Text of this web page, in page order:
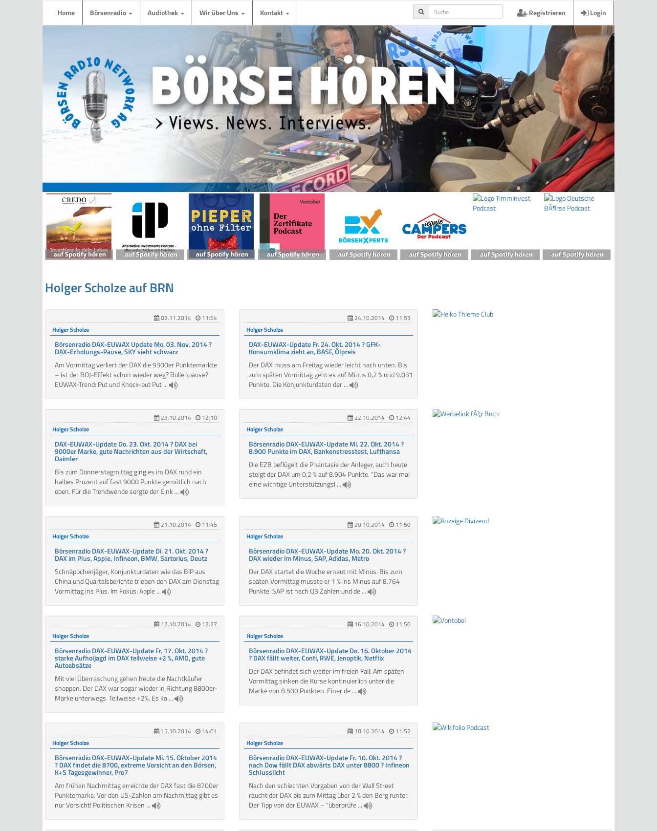
Home Börsenradio Audiothek Wir über Uns Kontakt Registrieren Login
Holger Scholze auf BRN
03.11.2014
11:54
Holger Scholze
Börsenradio DAX-EUWAX Update Mo. 03. Nov. 2014 ?
DAX-Erholungs-Pause, SKY sieht schwarz
Am Vormittag verliert der DAX die 9300er Punktemarkte
– ist der BOJ-Effekt schon wieder weg? Bullenpause?
EUWAX-Trend: Put und Knock-out Put ...
24.10.2014
11:53
Holger Scholze
DAX-EUWAX-Update Fr. 24. Okt. 2014 ? GFK-
Konsumklima zieht an, BASF, Ölpreis
Der DAX muss am Freitag wieder leicht nach unten. Bis
zum späten Vormittag geht es auf Minus 0,2 % und 9.031
Punkte. Die Konjunkturdaten der ...
23.10.2014
12:10
Holger Scholze
DAX-EUWAX-Update Do. 23. Okt. 2014 ? DAX bei
9000er Marke, gute Nachrichten aus der Wirtschaft,
Daimler
Bis zum Donnerstagmittag ging es im DAX rund ein
halbes Prozent auf fast 9000 Punkte gemütlich nach
oben. Für die Trendwende sorgte der Eink ...
22.10.2014
12:44
Holger Scholze
Börsenradio DAX-EUWAX-Update Mi. 22. Okt. 2014 ?
8.900 Punkte im DAX, Bankenstresstest, Lufthansa
Die EZB beflügelt die Phantasie der Anleger, auch heute
steigt der DAX um 0,2 % auf 8.904 Punkte. "Das war mal
eine wichtige Unterstützungsl ...
21.10.2014
11:45
Holger Scholze
Börsenradio DAX-EUWAX-Update Di. 21. Okt. 2014 ?
DAX im Plus, Apple, Infineon, BMW, Sartorius, Deutz
Schnäppchenjäger, Konjunkturdaten wie das BIP aus
China und Quartalsberichte trieben den DAX am Dienstag
Vormittag ins Plus. Im Fokus: Apple ...
20.10.2014
11:50
Holger Scholze
Börsenradio DAX-EUWAX-Update Mo. 20. Okt. 2014 ?
DAX wieder im Minus, SAP, Adidas, Metro
Der DAX startet die Woche erneut mit Minus. Bis zum
späten Vormittag musste er 1 % ins Minus auf 8.764
Punkte. SAP ist nach Q3 Zahlen und de ...
17.10.2014
12:27
Holger Scholze
Börsenradio DAX-EUWAX-Update Fr. 17. Okt. 2014 ?
starke Aufholjagd im DAX teilweise +2 %, AMD, gute
Autoabsätze
Mit viel Überraschung gehen heute die Nachtkäufer
shoppen. Der DAX war sogar wieder in Richtung 8800er-
Marke unterwegs. Teilweise +2%. Es ka ...
16.10.2014
11:50
Holger Scholze
Börsenradio DAX-EUWAX-Update Do. 16. Oktober 2014
? DAX fällt weiter, Conti, RWE, Jenoptik, Netflix
Der DAX befindet sich weiter im freien Fall: Am späten
Vormittag sinken die Kurse kontinuierlich unter die
Marke von 8.500 Punkten. Einer de ...
15.10.2014
14:01
Holger Scholze
Börsenradio DAX-EUWAX-Update Mi. 15. Oktober 2014
? DAX findet die 8700, extreme Vorsicht an den Börsen,
K+S Tagesgewinner, Pro7
Am frühen Nachmittag erreichte der DAX fast die 8700er
Punktemarke. Vor den US-Zahlen am Nachmittag gibt es
nur Vorsicht! Politischen Krisen ...
10.10.2014
11:52
Holger Scholze
Börsenradio DAX-EUWAX-Update Fr. 10. Okt. 2014 ?
nach Dow fällt DAX abwärts DAX unter 8800 ? Infineon
Schlusslicht
Nach den schlechten Vorgaben von der Wall Street
raucht der DAX bis zum Mittag über 2 % den Berg runter.
Der Tipp von der EUWAX – "überprüfe ...